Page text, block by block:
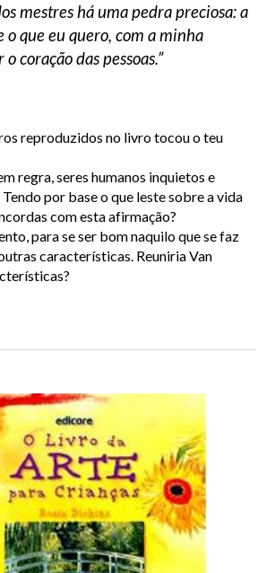
mestres há uma pedra preciosa: a
o que eu quero, com a minha
coração das pessoas.”
reproduzidos no livro tocou o teu
regra, seres humanos inquietos e
por base o que leste sobre a vida
com esta afirmação?
para se ser bom naquilo que se faz
características. Reuniria Van